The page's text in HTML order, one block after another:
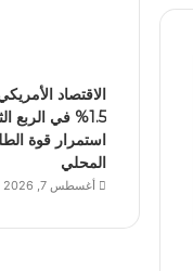
الاقتصاد
1.5% في الربع
استمرار قوة
المحلي
أغسطس 7, 2026